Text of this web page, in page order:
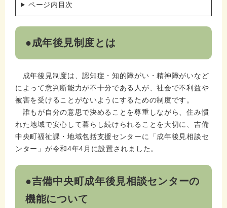
ページ内目次
●成年後見制度とは
成年後見制度は、認知症・知的障がい・精神障がいなど
によって意判断能力が不十分である人が、社会で不利益や
被害を受けることがないようにするための制度です。
誰もが自分の意思で決めることを尊重しながら、住み慣
れた地域で安心して暮らし続けられることを大切に、吉備
中央町福祉課・地域包括支援センターに「成年後見相談セ
ンター」が令和4年4月に設置されました。
●吉備中央町成年後見相談センターの
機能について